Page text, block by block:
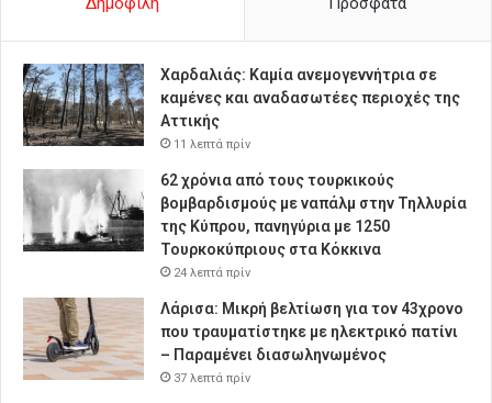
Χαρδαλιάς: Καμία ανεμογεννήτρια σε
καμένες και αναδασωτέες περιοχές της
Αττικής
11 λεπτά πρίν
62 χρόνια από τους τουρκικούς
βομβαρδισμούς με ναπάλμ στην Τηλλυρία
της Κύπρου, πανηγύρια με 1250
Τουρκοκύπριους στα Κόκκινα
24 λεπτά πρίν
Λάρισα: Μικρή βελτίωση για τον 43χρονο
που τραυματίστηκε με ηλεκτρικό πατίνι
– Παραμένει διασωληνωμένος
37 λεπτά πρίν